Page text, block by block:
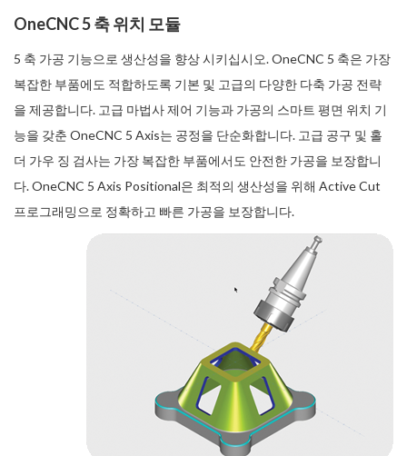
OneCNC 5 축 위치 모듈
5 축 가공 기능으로 생산성을 향상 시키십시오. OneCNC 5 축은 가장
복잡한 부품에도 적합하도록 기본 및 고급의 다양한 다축 가공 전략
을 제공합니다. 고급 마법사 제어 기능과 가공의 스마트 평면 위치 기
능을 갖춘 OneCNC 5 Axis는 공정을 단순화합니다. 고급 공구 및 홀
더 가우 징 검사는 가장 복잡한 부품에서도 안전한 가공을 보장합니
다. OneCNC 5 Axis Positional은 최적의 생산성을 위해 Active Cut
프로그래밍으로 정확하고 빠른 가공을 보장합니다.